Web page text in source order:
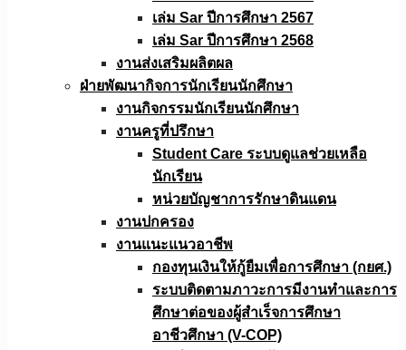
เล่ม Sar ปีการศึกษา 2567
เล่ม Sar ปีการศึกษา 2568
งานส่งเสริมผลิตผล
ฝ่ายพัฒนากิจการนักเรียนนักศึกษา
งานกิจกรรมนักเรียนนักศึกษา
งานครูที่ปรึกษา
Student Care ระบบดูแลช่วยเหลือ
นักเรียน
หน่วยบัญชาการรักษาดินแดน
งานปกครอง
งานแนะแนวอาชีพ
กองทุนเงินให้กู้ยืมเพื่อการศึกษา (กยศ.)
ระบบติดตามภาวะการมีงานทำและการ
ศึกษาต่อของผู้สำเร็จการศึกษา
อาชีวศึกษา (V-COP)